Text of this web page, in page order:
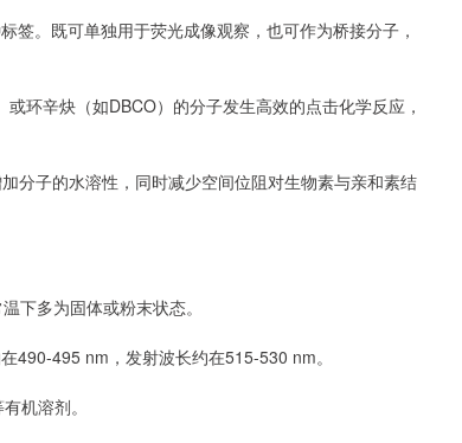
签。既可单独用于荧光成像观察，也可作为桥接分子，
环辛炔（如DBCO）的分子发生高效的点击化学反应，
分子的水溶性，同时减少空间位阻对生物素与亲和素结
下多为固体或粉末状态。
490-495 nm，发射波长约在515-530 nm。
机溶剂。